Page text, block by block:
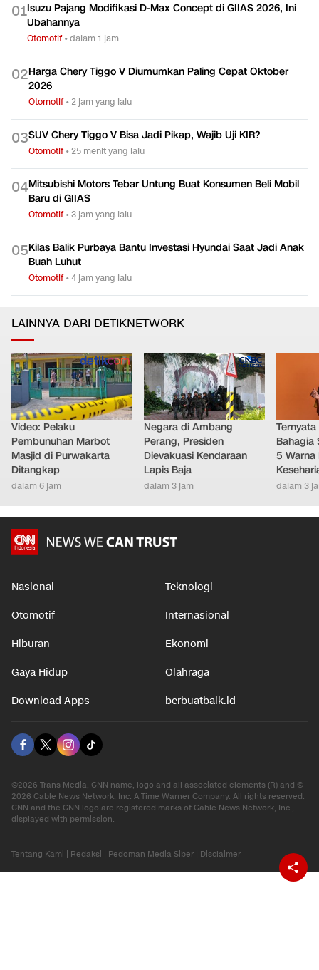
01Isuzu Pajang Modifikasi D-Max Concept di GIIAS 2026, Ini
Ubahannya
Otomotif•dalam 1 jam
02Harga Chery Tiggo V Diumumkan Paling Cepat Oktober
2026
Otomotif•2 jam yang lalu
03SUV Chery Tiggo V Bisa Jadi Pikap, Wajib Uji KIR?
Otomotif•25 menit yang lalu
04Mitsubishi Motors Tebar Untung Buat Konsumen Beli Mobil
Baru di GIIAS
Otomotif•3 jam yang lalu
05Kilas Balik Purbaya Bantu Investasi Hyundai Saat Jadi Anak
Buah Luhut
Otomotif•4 jam yang lalu
LAINNYA DARI DETIKNETWORK
Video: Pelaku
Pembunuhan Marbot
Masjid di Purwakarta
Ditangkap
dalam 6 jam
Negara di Ambang
Perang, Presiden
Dievakuasi Kendaraan
Lapis Baja
dalam 3 jam
Bahagia
5
dalam 3
Nasional Teknologi
Otomotif Internasional
Hiburan Ekonomi
Gaya Hidup Olahraga
Download Apps berbuatbaik.id
©2026 Trans Media, CNN name, logo and all associated elements (R) and ©
2026 Cable News Network, Inc. A Time Warner Company. All rights reserved.
CNN and the CNN logo are registered marks of Cable News Network, Inc.,
displayed with permission.
Tentang Kami Redaksi Pedoman Media Siber Disclaimer